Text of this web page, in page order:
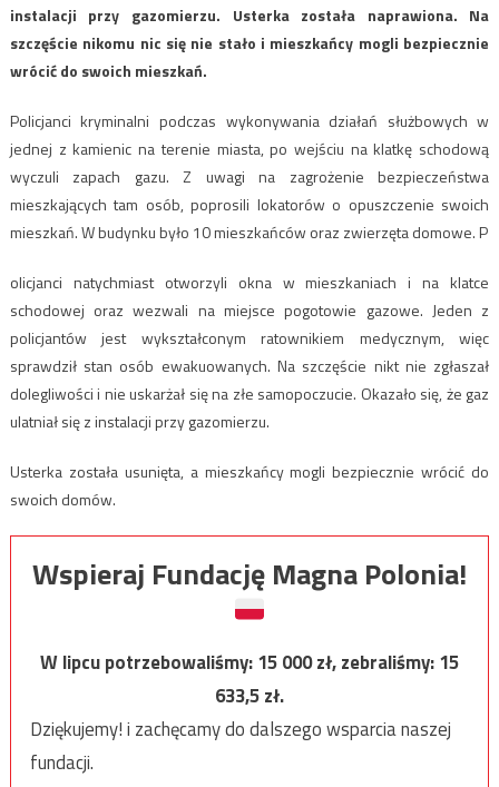
instalacji przy gazomierzu. Usterka została naprawiona. Na
szczęście nikomu nic się nie stało i mieszkańcy mogli bezpiecznie
wrócić do swoich mieszkań.
Policjanci kryminalni podczas wykonywania działań służbowych w
jednej z kamienic na terenie miasta, po wejściu na klatkę schodową
wyczuli zapach gazu. Z uwagi na zagrożenie bezpieczeństwa
mieszkających tam osób, poprosili lokatorów o opuszczenie swoich
mieszkań. W budynku było 10 mieszkańców oraz zwierzęta domowe. P
olicjanci natychmiast otworzyli okna w mieszkaniach i na klatce
schodowej oraz wezwali na miejsce pogotowie gazowe. Jeden z
policjantów jest wykształconym ratownikiem medycznym, więc
sprawdził stan osób ewakuowanych. Na szczęście nikt nie zgłaszał
dolegliwości i nie uskarżał się na złe samopoczucie. Okazało się, że gaz
ulatniał się z instalacji przy gazomierzu.
Usterka została usunięta, a mieszkańcy mogli bezpiecznie wrócić do
swoich domów.
Wspieraj Fundację Magna Polonia!
W lipcu potrzebowaliśmy:15 000zł, zebraliśmy:15
633,5zł.
Dziękujemy! i zachęcamy do dalszego wsparcia naszej
fundacji.